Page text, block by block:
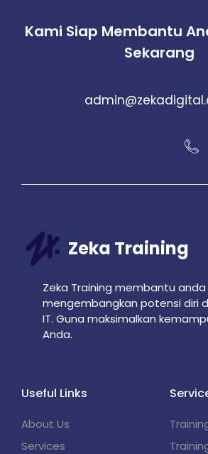
Kami Siap Membantu
Sekarang
Zeka Training
Zeka Training membantu anda
mengembangkan potensi diri
IT. Guna maksimalkan
Anda.
Useful Links
About Us
Services